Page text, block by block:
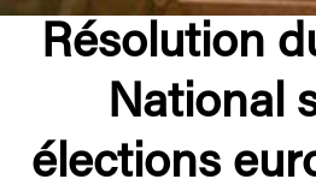
Résolution
National
élections